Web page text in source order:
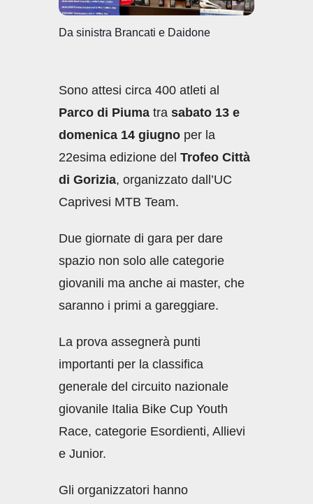
Da sinistra Brancati e Daidone
Sono attesi circa 400 atleti al
Parco di Piuma tra sabato 13 e
domenica 14 giugno per la
22esima edizione del Trofeo Città
di Gorizia, organizzato dall’UC
Caprivesi MTB Team.
Due giornate di gara per dare
spazio non solo alle categorie
giovanili ma anche ai master, che
saranno i primi a gareggiare.
La prova assegnerà punti
importanti per la classifica
generale del circuito nazionale
giovanile Italia Bike Cup Youth
Race, categorie Esordienti, Allievi
e Junior.
Gli organizzatori hanno